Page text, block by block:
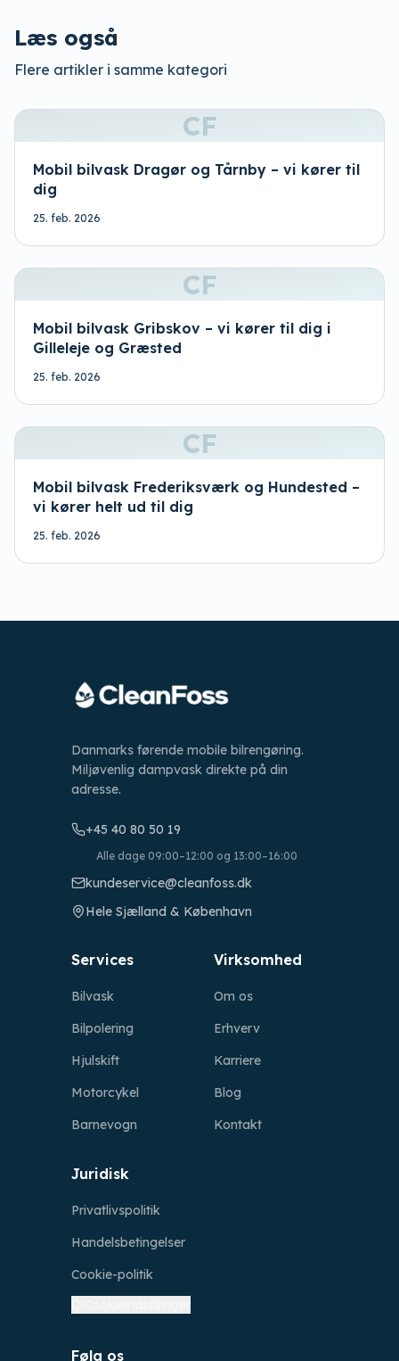
Læs også
Flere artikler i samme kategori
CF
Mobil bilvask Dragør og Tårnby – vi kører til
dig
25. feb. 2026
CF
Mobil bilvask Gribskov – vi kører til dig i
Gilleleje og Græsted
25. feb. 2026
CF
Mobil bilvask Frederiksværk og Hundested –
vi kører helt ud til dig
25. feb. 2026
Danmarks førende mobile bilrengøring.
Miljøvenlig dampvask direkte på din
adresse.
+45 40 80 50 19
Alle dage 09:00–12:00 og 13:00–16:00
kundeservice@cleanfoss.dk
Hele Sjælland & København
Services
Bilvask
Bilpolering
Hjulskift
Motorcykel
Barnevogn
Virksomhed
Om os
Erhverv
Karriere
Blog
Kontakt
Juridisk
Privatlivspolitik
Handelsbetingelser
Cookie-politik
Følg os